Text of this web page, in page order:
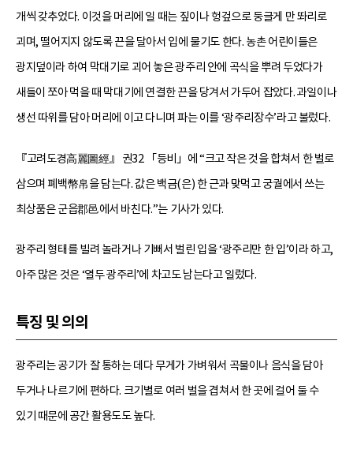
개씩 갖추었다. 이것을 머리에 일 때는 짚이나 헝겊으로 둥글게 만 똬리로
괴며, 떨어지지 않도록 끈을 달아서 입에 물기도 한다. 농촌 어린이들은
광지덮이라 하여 막대기로 괴어 놓은 광주리 안에 곡식을 뿌려 두었다가
새들이 쪼아 먹을 때 막대기에 연결한 끈을 당겨서 가두어 잡았다. 과일이나
생선 따위를 담아 머리에 이고 다니며 파는 이를 ‘광주리장수’라고 불렀다.
『고려도경高麗圖經』 권32 「등비」에 “크고 작은 것을 합쳐서 한 벌로
삼으며 폐백幣帛을 담는다. 값은 백금(은) 한 근과 맞먹고 궁궐에서 쓰는
최상품은 군읍郡邑에서 바친다.”는 기사가 있다.
광주리 형태를 빌려 놀라거나 기뻐서 벌린 입을 ‘광주리만 한 입’이라 하고,
아주 많은 것은 ‘열두 광주리’에 차고도 남는다고 일렀다.
특징 및 의의
광주리는 공기가 잘 통하는 데다 무게가 가벼워서 곡물이나 음식을 담아
두거나 나르기에 편하다. 크기별로 여러 벌을 겹쳐서 한 곳에 걸어 둘 수
있기 때문에 공간 활용도도 높다.